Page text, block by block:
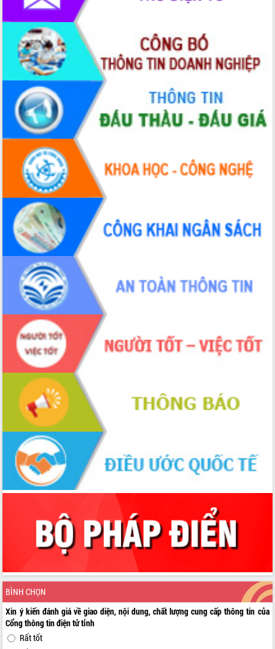
BÌNH CHỌN
Xin ý kiến đánh giá về giao diện, nội dung, chất lượng cung cấp thông tin của
Cổng thông tin điện tử tỉnh
Rất tốt